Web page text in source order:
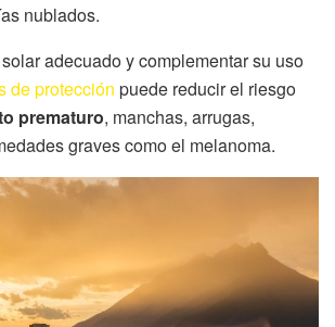
nublados.
adecuado y complementar su uso
de protección puede reducir el riesgo
prematuro, manchas, arrugas,
graves como el melanoma.